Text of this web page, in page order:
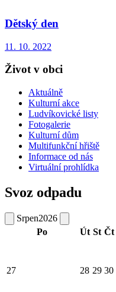
Dětský den
11. 10. 2022
Život v obci
Aktuálně
Kulturní akce
Ludvíkovické listy
Fotogalerie
Kulturní dům
Multifunkční hřiště
Informace od nás
Virtuální prohlídka
Svoz odpadu
Srpen2026
Po
Út St Čt
27 28 29 30